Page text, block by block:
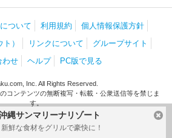
縄サンマリーナリゾート
新鮮な食材をグリルで豪快に！
ついて 利用規約
個人情報保護方針
）
リンクについて
グループサイト
わせ
ヘルプ PC版で見る
Inc. All Rights Reserved.
コンテンツの無断複写・転載・公衆送信等を禁じま
す。